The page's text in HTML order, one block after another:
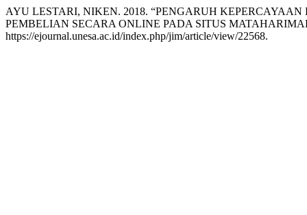
AYU LESTARI, NIKEN. 2018. “PENGARUH
PEMBELIAN SECARA ONLINE PADA SITUS
https://ejournal.unesa.ac.id/index.php/jim/article/view/22568.